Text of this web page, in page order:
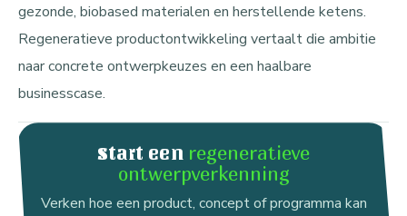
gezonde, biobased materialen en herstellende ketens.
Regeneratieve productontwikkeling vertaalt die ambitie
naar concrete ontwerpkeuzes en een haalbare
businesscase.
Start een regeneratieve
ontwerpverkenning
Verken hoe een product, concept of programma kan